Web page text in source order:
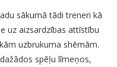
sākumā tādi treneri kā
uz aizsardzības attīstību
uzbrukuma shēmām.
spēļu līmeņos,